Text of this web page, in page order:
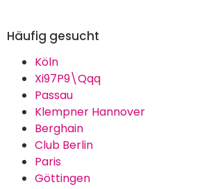
Häufig gesucht
Köln
Xi97P9\Qqq
Passau
Klempner Hannover
Berghain
Club Berlin
Paris
Göttingen